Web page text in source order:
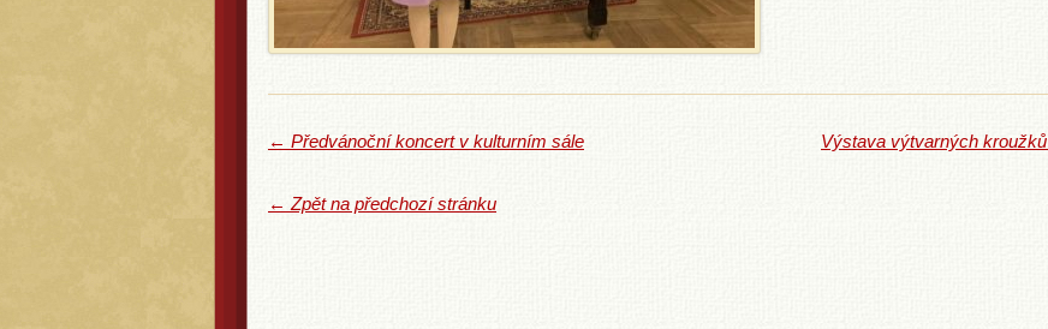
← Předvánoční koncert v kulturním sále Výstava výtvarných kroužků
← Zpět na předchozí stránku